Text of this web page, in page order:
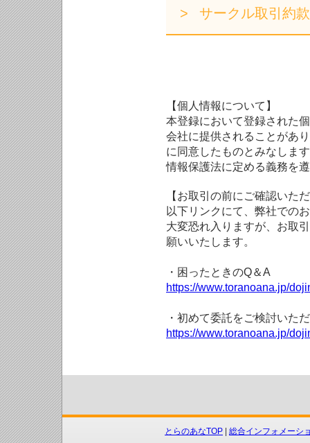
サークル取引約款
【個人情報について】
本登録において登録された
会社に提供されることがあ
に同意したものとみなしま
情報保護法に定める義務を
【お取引の前にご確認いた
以下リンクにて、弊社での
大変恐れ入りますが、お取
願いいたします。
・困ったときのQ＆A
https://www.toranoana.jp/
・初めて委託をご検討いた
https://www.toranoana.jp/
とらのあなTOP
総合インフォメーシ